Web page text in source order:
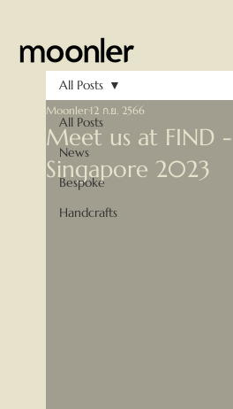
All Posts
News
Bespoke
Handcrafts
All Posts
Meet us at FIND
Singapore 2023
Moonler12 ก.ย. 2566